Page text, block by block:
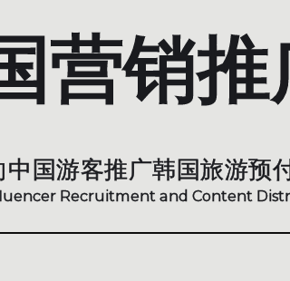
营销
国游客推广韩国旅游预付
Recruitment and Content